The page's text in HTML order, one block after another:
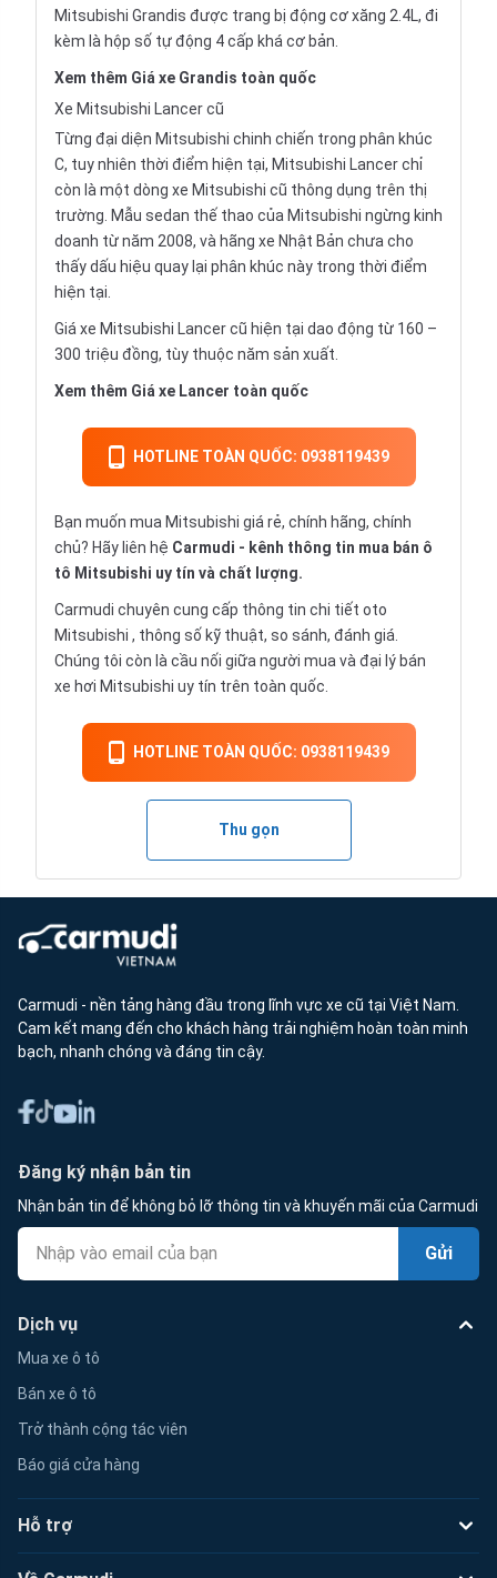
Mitsubishi Grandis được trang bị động cơ xăng 2.4L, đi
kèm là hộp số tự động 4 cấp khá cơ bản.
Xem thêm Giá xe Grandis toàn quốc
Xe Mitsubishi Lancer cũ
Từng đại diện Mitsubishi chinh chiến trong phân khúc
C, tuy nhiên thời điểm hiện tại, Mitsubishi Lancer chỉ
còn là một dòng xe Mitsubishi cũ thông dụng trên thị
trường. Mẫu sedan thế thao của Mitsubishi ngừng kinh
doanh từ năm 2008, và hãng xe Nhật Bản chưa cho
thấy dấu hiệu quay lại phân khúc này trong thời điểm
hiện tại.
Giá xe Mitsubishi Lancer cũ hiện tại dao động từ 160 –
300 triệu đồng, tùy thuộc năm sản xuất.
Xem thêm Giá xe Lancer toàn quốc
HOTLINE TOÀN QUỐC: 0938119439
Bạn muốn mua Mitsubishi giá rẻ, chính hãng, chính
chủ? Hãy liên hệ Carmudi - kênh thông tin mua bán ô
tô Mitsubishi uy tín và chất lượng.
Carmudi chuyên cung cấp thông tin chi tiết oto
Mitsubishi , thông số kỹ thuật, so sánh, đánh giá.
Chúng tôi còn là cầu nối giữa người mua và đại lý bán
xe hơi Mitsubishi uy tín trên toàn quốc.
HOTLINE TOÀN QUỐC: 0938119439
Thu gọn
Carmudi - nền tảng hàng đầu trong lĩnh vực xe cũ tại Việt Nam.
Cam kết mang đến cho khách hàng trải nghiệm hoàn toàn minh
bạch, nhanh chóng và đáng tin cậy.
Đăng ký nhận bản tin
Nhận bản tin để không bỏ lỡ thông tin và khuyến mãi của Carmudi
Gửi
Dịch vụ
Mua xe ô tô
Bán xe ô tô
Trở thành cộng tác viên
Báo giá cửa hàng
Hỗ trợ